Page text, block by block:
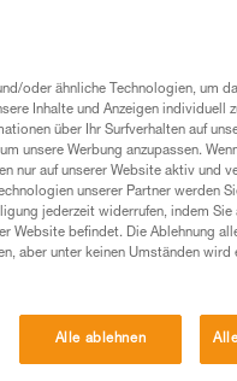
Handschuhe
Diese Handschuhe
Abstriche bei der
die Handfläche bei
Fingerspitzen und die
verstärkt. Der
gefertigt. Die in das
die Handschuhe mit
Einen Händler finden
oder ähnliche Technologien, um
Inhalte und Anzeigen individuell
über Ihr Surfverhalten auf
unsere Werbung anzupassen.
nur auf unserer Website aktiv und
unserer Partner werden
jederzeit widerrufen, indem Sie
Website befindet. Die Ablehnung
aber unter keinen Umständen wird
Alle ablehnen